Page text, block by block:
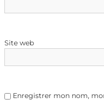
Site web
Enregistrer mon nom,